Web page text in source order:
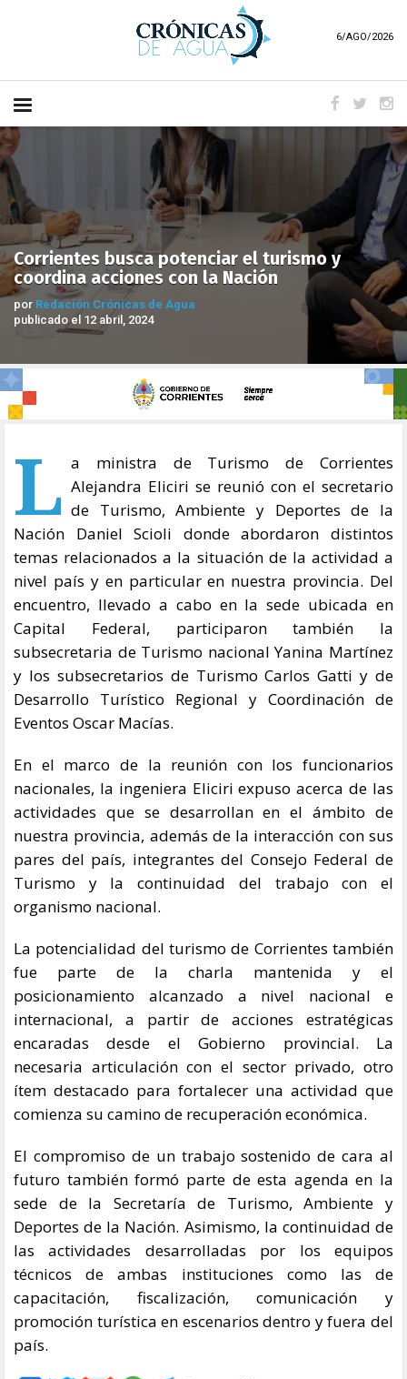
6/AGO/2026
Corrientes busca potenciar el turismo y
coordina acciones con la Nación
por Redación Crónicas de Agua
publicado el 12 abril, 2024
L a ministra de Turismo de Corrientes
Alejandra Eliciri se reunió con el secretario
de Turismo, Ambiente y Deportes de la
Nación Daniel Scioli donde abordaron distintos
temas relacionados a la situación de la actividad a
nivel país y en particular en nuestra provincia. Del
encuentro, llevado a cabo en la sede ubicada en
Capital Federal, participaron también la
subsecretaria de Turismo nacional Yanina Martínez
y los subsecretarios de Turismo Carlos Gatti y de
Desarrollo Turístico Regional y Coordinación de
Eventos Oscar Macías.
En el marco de la reunión con los funcionarios
nacionales, la ingeniera Eliciri expuso acerca de las
actividades que se desarrollan en el ámbito de
nuestra provincia, además de la interacción con sus
pares del país, integrantes del Consejo Federal de
Turismo y la continuidad del trabajo con el
organismo nacional.
La potencialidad del turismo de Corrientes también
fue parte de la charla mantenida y el
posicionamiento alcanzado a nivel nacional e
internacional, a partir de acciones estratégicas
encaradas desde el Gobierno provincial. La
necesaria articulación con el sector privado, otro
ítem destacado para fortalecer una actividad que
comienza su camino de recuperación económica.
El compromiso de un trabajo sostenido de cara al
futuro también formó parte de esta agenda en la
sede de la Secretaría de Turismo, Ambiente y
Deportes de la Nación. Asimismo, la continuidad de
las actividades desarrolladas por los equipos
técnicos de ambas instituciones como las de
capacitación, fiscalización, comunicación y
promoción turística en escenarios dentro y fuera del
país.